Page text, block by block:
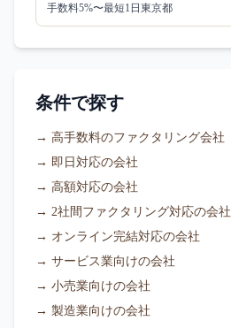
手数料5%〜最短1日 東京都
条件で探す
→ 高手数料のファクタリング会社
→ 即日対応の会社
→ 高額対応の会社
→ 2社間ファクタリング対応の会社
→ オンライン完結対応の会社
→ サービス業向けの会社
→ 小売業向けの会社
→ 製造業向けの会社